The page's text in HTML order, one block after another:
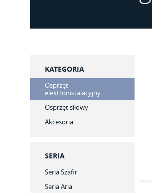
KATEGORIA
Osprzęt
elektroinstalacyjny
Osprzęt siłowy
Akcesoria
SERIA
Seria Szafir
Seria Aria